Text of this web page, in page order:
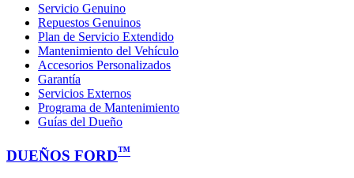
Servicio Genuino
Repuestos Genuinos
Plan de Servicio Extendido
Mantenimiento del Vehículo
Accesorios Personalizados
Garantía
Servicios Externos
Programa de Mantenimiento
Guías del Dueño
DUEÑOS FORD™